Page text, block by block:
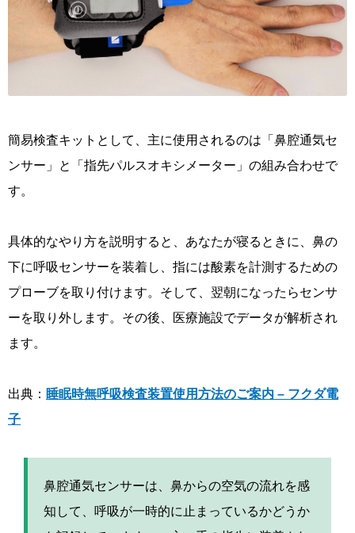
簡易検査キットとして、主に使用されるのは「鼻腔通気セ
ンサー」と「指先パルスオキシメーター」の組み合わせで
す。
具体的なやり方を説明すると、あなたが寝るときに、鼻の
下に呼吸センサーを装着し、指には酸素を計測するための
プローブを取り付けます。そして、翌朝になったらセンサ
ーを取り外します。その後、医療施設でデータが解析され
ます。
出典： 睡眠時無呼吸検査装置使用方法のご案内 – フクダ電
子
鼻腔通気センサーは、鼻からの空気の流れを感
知して、呼吸が一時的に止まっているかどうか